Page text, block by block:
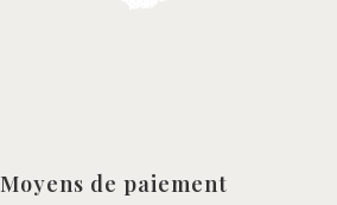
Moyens de paiement